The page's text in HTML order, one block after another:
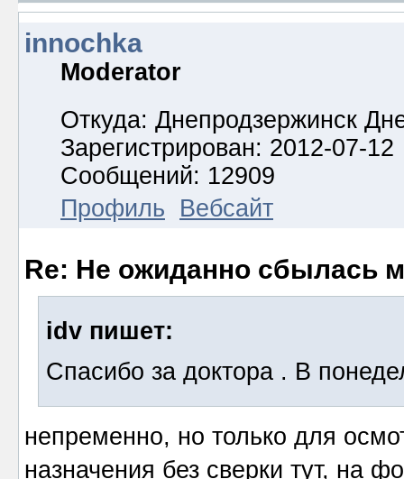
innochka
Moderator
Откуда: Днепродзержинск
Зарегистрирован: 2012-07-12
Сообщений: 12909
Профиль
Вебсайт
Re: Не ожиданно сбылась
idv пишет:
Спасибо за доктора . В
непременно, но только для
назначения без сверки тут, на